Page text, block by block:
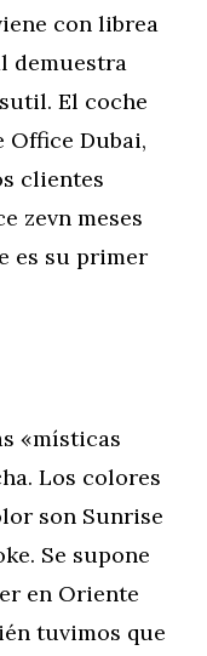
con librea
demuestra
El coche
Office Dubai,
clientes
zevn meses
es su primer
«místicas
Los colores
son Sunrise
Se supone
en Oriente
tuvimos que